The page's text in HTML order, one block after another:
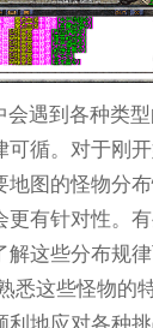
会遇到各种类
循。对于刚开
地图的怪物分
更有针对性。
解这些分布规
悉这些怪物的